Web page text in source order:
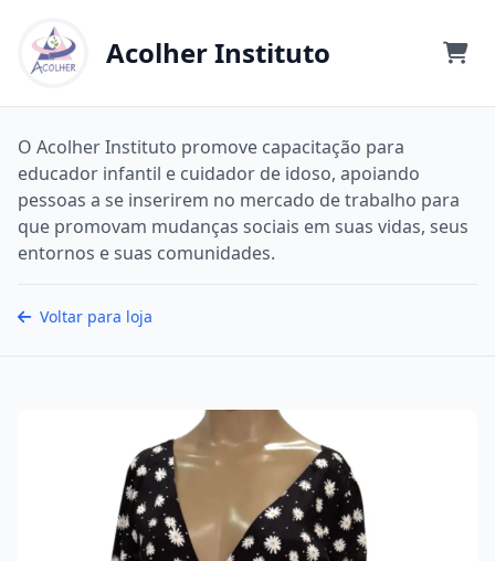
Acolher Instituto
O Acolher Instituto promove capacitação para
educador infantil e cuidador de idoso, apoiando
pessoas a se inserirem no mercado de trabalho para
que promovam mudanças sociais em suas vidas, seus
entornos e suas comunidades.
Voltar para loja